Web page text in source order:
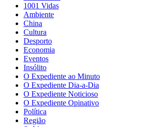
1001 Vidas
Ambiente
China
Cultura
Desporto
Economia
Eventos
Insólito
O Expediente ao Minuto
O Expediente Dia-a-Dia
O Expediente Noticioso
O Expediente Opinativo
Política
Região